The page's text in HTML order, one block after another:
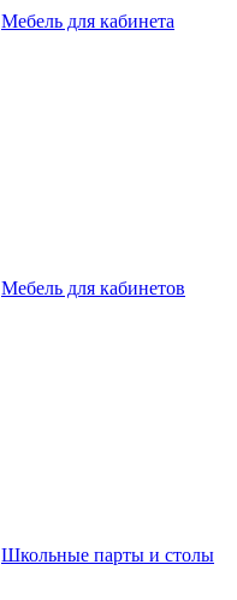
Мебель для кабинета
Мебель для кабинетов
Школьные парты и столы